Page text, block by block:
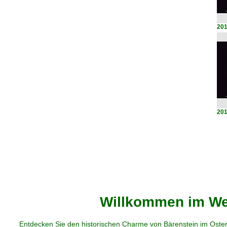
Willkommen im
Entdecken Sie den historischen Charme von Bärenstein im